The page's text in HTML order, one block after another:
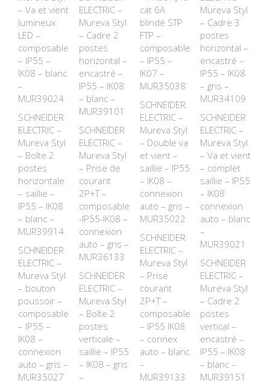
– Va et vient
lumineux
LED –
composable
– IP55 –
IK08 – blanc
–
MUR39024
SCHNEIDER
ELECTRIC –
Mureva Styl
– Boîte 2
postes
horizontale
– saillie –
IP55 – IK08
– blanc –
MUR39914
SCHNEIDER
ELECTRIC –
Mureva Styl
– bouton
poussoir –
composable
– IP55 –
IK08 –
connexion
auto – gris –
MUR35027
ELECTRIC –
Mureva Styl
– Cadre 2
postes
horizontal –
encastré –
IP55 – IK08
– blanc –
MUR39101
SCHNEIDER
ELECTRIC –
Mureva Styl
– Prise de
courant
2P+T –
composable
-IP55-IK08 –
connexion
auto – gris –
MUR36133
SCHNEIDER
ELECTRIC –
Mureva Styl
– Boîte 2
postes
verticale –
saillie – IP55
– IK08 – gris
–
cat 6A
blindé STP
FTP –
composable
– IP55 –
IK07 –
MUR35038
SCHNEIDER
ELECTRIC –
Mureva Styl
– Double va
et vient –
saillie – IP55
– IK08 –
connexion
auto – gris –
MUR35022
SCHNEIDER
ELECTRIC –
Mureva Styl
– Prise
courant
2P+T –
composable
– IP55 IK08
– connex
auto – blanc
–
MUR39133
Mureva Styl
– Cadre 3
postes
horizontal –
encastré –
IP55 – IK08
– gris –
MUR34109
SCHNEIDER
ELECTRIC –
Mureva Styl
– Va et vient
– complet
saillie – IP55
– IK08
connexion
auto – blanc
–
MUR39021
SCHNEIDER
ELECTRIC –
Mureva Styl
– Cadre 2
postes
vertical –
encastré –
IP55 – IK08
– blanc –
MUR39151